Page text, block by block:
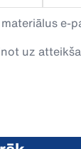
uz